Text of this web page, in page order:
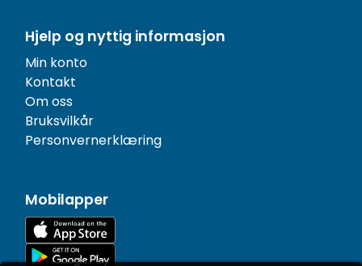
Hjelp og nyttig informasjon
Min konto
Kontakt
Om oss
Bruksvilkår
Personvernerklæring
Mobilapper